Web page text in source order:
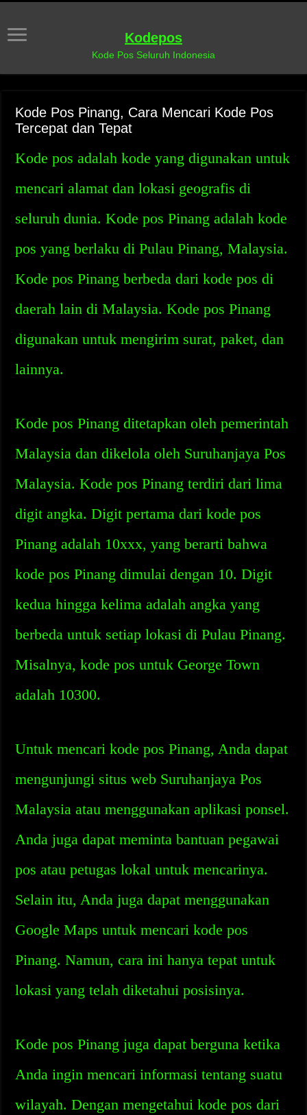
Kodepos
Kode Pos Seluruh Indonesia
Kode Pos Pinang, Cara Mencari Kode Pos
Tercepat dan Tepat
Kode pos adalah kode yang digunakan untuk
mencari alamat dan lokasi geografis di
seluruh dunia. Kode pos Pinang adalah kode
pos yang berlaku di Pulau Pinang, Malaysia.
Kode pos Pinang berbeda dari kode pos di
daerah lain di Malaysia. Kode pos Pinang
digunakan untuk mengirim surat, paket, dan
lainnya.
Kode pos Pinang ditetapkan oleh pemerintah
Malaysia dan dikelola oleh Suruhanjaya Pos
Malaysia. Kode pos Pinang terdiri dari lima
digit angka. Digit pertama dari kode pos
Pinang adalah 10xxx, yang berarti bahwa
kode pos Pinang dimulai dengan 10. Digit
kedua hingga kelima adalah angka yang
berbeda untuk setiap lokasi di Pulau Pinang.
Misalnya, kode pos untuk George Town
adalah 10300.
Untuk mencari kode pos Pinang, Anda dapat
mengunjungi situs web Suruhanjaya Pos
Malaysia atau menggunakan aplikasi ponsel.
Anda juga dapat meminta bantuan pegawai
pos atau petugas lokal untuk mencarinya.
Selain itu, Anda juga dapat menggunakan
Google Maps untuk mencari kode pos
Pinang. Namun, cara ini hanya tepat untuk
lokasi yang telah diketahui posisinya.
Kode pos Pinang juga dapat berguna ketika
Anda ingin mencari informasi tentang suatu
wilayah. Dengan mengetahui kode pos dari